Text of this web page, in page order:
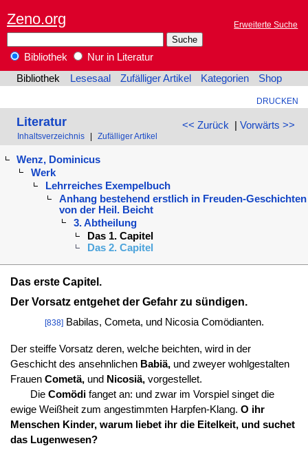
Zeno.org Erweiterte Suche
Bibliothek
Nur in Literatur
Bibliothek
Lesesaal Zufälliger Artikel Kategorien Shop
DRUCKEN
<< Zurück | Vorwärts >>
Literatur
Inhaltsverzeichnis Zufälliger Artikel
Wenz, Dominicus
Werk
Lehrreiches Exempelbuch
Anhang bestehend erstlich in Freuden-Geschichten
von der Heil. Beicht
3. Abtheilung
Das 1. Capitel
Das 2. Capitel
Das erste Capitel.
Der Vorsatz entgehet der Gefahr zu sündigen.
[838]Babilas, Cometa, und Nicosia Comödianten.
Der steiffe Vorsatz deren, welche beichten, wird in der
Geschicht des ansehnlichen Babiä,und zweyer wohlgestalten
Frauen Cometä,und Nicosiä,vorgestellet.
Die Comödifanget an: und zwar im Vorspiel singet die
ewige Weißheit zum angestimmten Harpfen-Klang. O ihr
Menschen Kinder, warum liebet ihr die Eitelkeit, und suchet
das Lugenwesen?